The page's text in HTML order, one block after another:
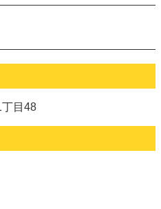
目48